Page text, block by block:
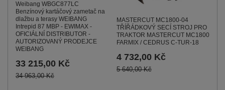
Weibang WBGC877LC
Benzínový kartáčový zametač na
dlažbu a terasy WEIBANG
Intrepid 87 MBP - EWIMAX -
OFICIÁLNÍ DISTRIBUTOR -
AUTORIZOVANÝ PRODEJCE
WEIBANG
33 215,00 Kč
34 963,00 Kč
MASTERCUT MC1800-04
TŘÍŘÁDKOVÝ SECÍ STROJ PRO
TRAKTOR MASTERCUT MC1800
FARMIX / CEDRUS C-TUR-18
4 732,00 Kč
5 640,00 Kč